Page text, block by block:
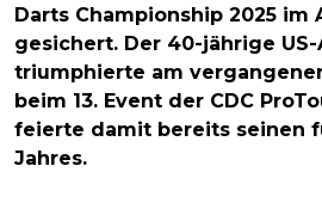
Darts Championship 2025 im
gesichert. Der 40-jährige
triumphierte am
beim 13. Event der CDC
feierte damit bereits seinen
Jahres.